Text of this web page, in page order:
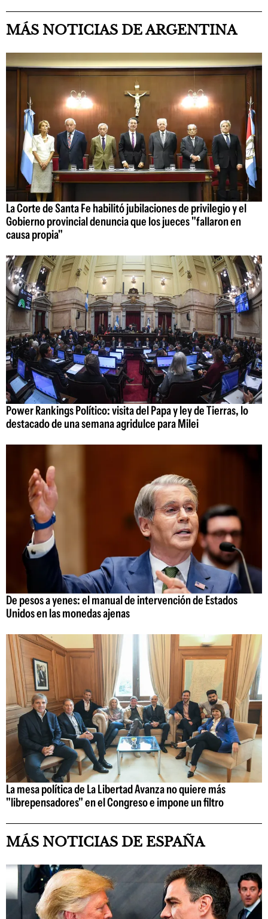
MÁS NOTICIAS DE ARGENTINA
La Corte de Santa Fe habilitó jubilaciones de privilegio y el
Gobierno provincial denuncia que los jueces "fallaron en
causa propia"
Power Rankings Político: visita del Papa y ley de Tierras, lo
destacado de una semana agridulce para Milei
De pesos a yenes: el manual de intervención de Estados
Unidos en las monedas ajenas
La mesa política de La Libertad Avanza no quiere más
"librepensadores" en el Congreso e impone un filtro
MÁS NOTICIAS DE ESPAÑA